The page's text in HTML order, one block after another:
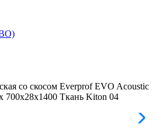
со скосом Everprof EVO Acoustic
Ткань Kiton 04